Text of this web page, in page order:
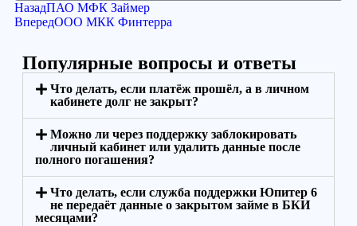
НазадПАО МФК Займер
ВпередООО МКК Финтерра
Популярные вопросы и ответы
Что делать, если платёж прошёл, а в личном
кабинете долг не закрыт?
Можно ли через поддержку заблокировать
личный кабинет или удалить данные после
полного погашения?
Что делать, если служба поддержки Юпитер 6
не передаёт данные о закрытом займе в БКИ
месяцами?